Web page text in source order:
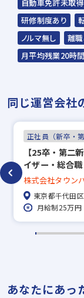
自動車免許未取
研修制度あり
ノルマ無し
離
月平均残業20時
同じ運営会社
正社員（新卒・第
【25卒・第二
イザー・総合
客）賞与年3回
老舗安定企業
株式会社タウン
東京都千代田区
月給制25万円
あなたにあっ